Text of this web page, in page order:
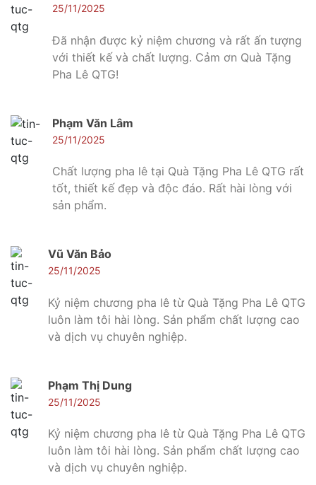
25/11/2025
Đã nhận được kỷ niệm chương và rất ấn tượng
với thiết kế và chất lượng. Cảm ơn Quà Tặng
Pha Lê QTG!
Phạm Văn Lâm
25/11/2025
Chất lượng pha lê tại Quà Tặng Pha Lê QTG rất
tốt, thiết kế đẹp và độc đáo. Rất hài lòng với
sản phẩm.
Vũ Văn Bảo
25/11/2025
Kỷ niệm chương pha lê từ Quà Tặng Pha Lê QTG
luôn làm tôi hài lòng. Sản phẩm chất lượng cao
và dịch vụ chuyên nghiệp.
Phạm Thị Dung
25/11/2025
Kỷ niệm chương pha lê từ Quà Tặng Pha Lê QTG
luôn làm tôi hài lòng. Sản phẩm chất lượng cao
và dịch vụ chuyên nghiệp.